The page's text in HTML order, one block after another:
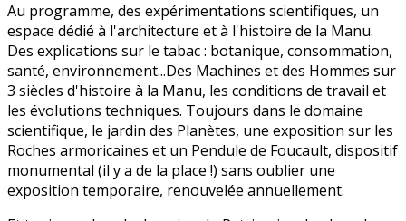
Au programme, des expérimentations scientifiques, un
espace dédié à l'architecture et à l'histoire de la Manu.
Des explications sur le tabac : botanique, consommation,
santé, environnement...Des Machines et des Hommes sur
3 siècles d'histoire à la Manu, les conditions de travail et
les évolutions techniques. Toujours dans le domaine
scientifique, le jardin des Planètes, une exposition sur les
Roches armoricaines et un Pendule de Foucault, dispositif
monumental (il y a de la place !) sans oublier une
exposition temporaire, renouvelée annuellement.